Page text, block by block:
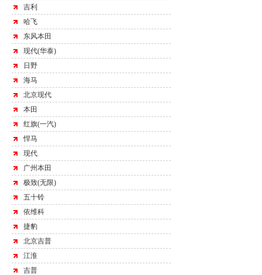
吉利
哈飞
东风本田
现代(华泰)
日野
海马
北京现代
本田
红旗(一汽)
悍马
现代
广州本田
极致(无限)
五十铃
依维科
捷豹
北京吉普
江淮
吉普